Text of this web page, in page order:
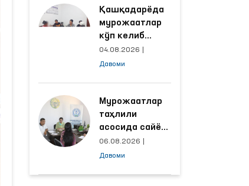
яхшиланди
Қашқадарёда
мурожаатлар
кўп келиб
тушаётган
ҳудудлар
ишлаш йўлга
қўйилди
04.08.2026
Давоми
Мурожаатлар
таҳлили
асосида сайёр
қабул
ўтказиладиган
06.08.2026
Давоми